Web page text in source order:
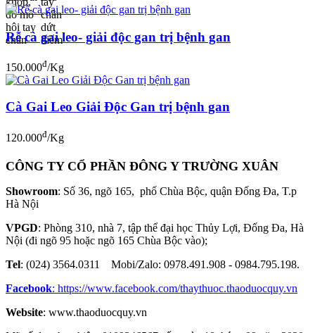
Rễ cà gai leo- giải độc gan trị bệnh gan
150.000đ/Kg
Cà Gai Leo Giải Độc Gan trị bệnh gan
120.000đ/Kg
CÔNG TY CỔ PHẦN ĐÔNG Y TRƯỜNG XUÂN
Showroom: Số 36, ngõ 165, phố Chùa Bộc, quận Đống Đa, T.p
Hà Nội
VPGD: Phòng 310, nhà 7, tập thể đại học Thủy Lợi, Đống Đa, Hà
Nội (đi ngõ 95 hoặc ngõ 165 Chùa Bộc vào);
Tel: (024) 3564.0311 Mobi/Zalo: 0978.491.908 - 0984.795.198.
Facebook: https://www.facebook.com/thaythuoc.thaoduocquy.vn
Website: www.thaoduocquy.vn